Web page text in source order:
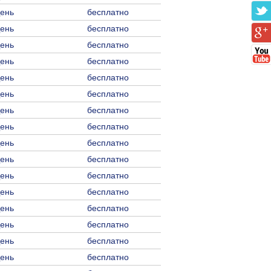
бесплатно
бесплатно
бесплатно
бесплатно
бесплатно
бесплатно
бесплатно
бесплатно
бесплатно
бесплатно
бесплатно
бесплатно
бесплатно
бесплатно
бесплатно
бесплатно